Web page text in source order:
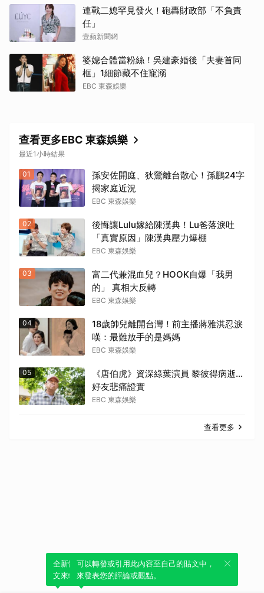
連戰二媳罕見發火！砲轟財政部「不負責
任」
壹蘋新聞網
婆媳合體當粉絲！吳建豪婚後「夫妻首同
框」1細節藏不住寵溺
EBC 東森娛樂
查看更多EBC 東森娛樂
最近1小時結果
01
孫安佐開庭、狄鶯離台散心！孫鵬24字
揭家庭近況
EBC 東森娛樂
02
後悔讓Lulu嫁給陳漢典！Lu爸落淚吐
「真實原因」陳漢典壓力爆棚
EBC 東森娛樂
03
富二代兼混血兒？HOOK自爆「我男
的」 真相大反轉
EBC 東森娛樂
04
18歲帥兒離開台灣！前主播蔣雅淇忍淚
嘆：最難放手的是媽媽
EBC 東森娛樂
05
《唐伯虎》資深綠葉演員 黎彼得病逝...
好友悲痛證實
EBC 東森娛樂
查看更多
全新體驗！一鍵引用此內容，透過發布貼
文來輕鬆表達個人立場。
可以轉發或引用此內容至自己的貼文中，
來發表您的評論或觀點。